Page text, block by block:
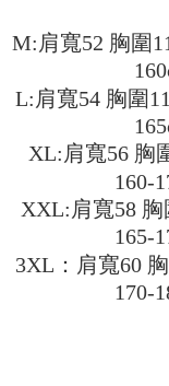
yang dikenakan
pada halaman
Jika transaksi tidak
dibuat, atau jika
akan dibatalkan
peringkat "semakan
tidak dipenuhi; butiran
[Arahan Pembayaran]
Pembayaran ansuran
berasingan dan tidak
pembayaran akan
5. Tiada bayaran
pembayaran di empat
dalam talian dengan
AFTEE.
Sila ambil perhatian
bagaimanapun, bagi
dan mendaftar
sehingga 45 hari.
Tempoh pembayaran
ditambah dengan
boleh melanjutkan
pesanan. Walau
menerima pesanan
prapesanan atau
NT$45/pesanan
7-11取貨付款
NT$45/pesanan |
NT$499 atau lebih
付款 後7-11取貨
NT$45/pesanan |
NT$499 atau lebih
NT$70/pesanan |
M:肩寬52 胸圍
L:肩寬54 胸圍
XL:肩寬56 胸
160-
XXL:肩寬58 胸
165-
3XL：肩寬60
170-